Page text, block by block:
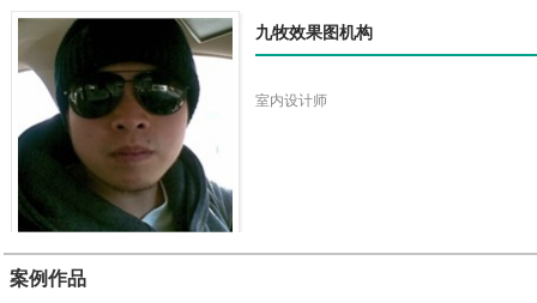
九牧效果图机构
室内设计师
案例作品